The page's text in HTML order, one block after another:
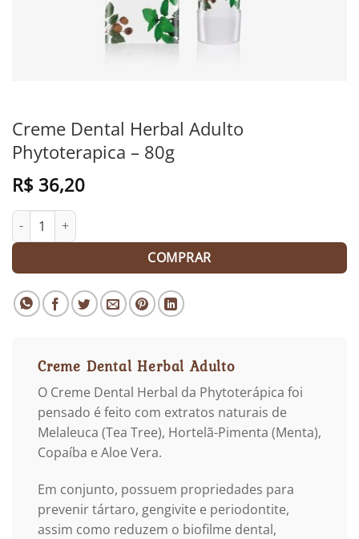
Creme Dental Herbal Adulto
Phytoterapica – 80g
R$ 36,20
Creme Dental Herbal Adulto Phytoterapica - 80g quantidade
COMPRAR
Creme Dental Herbal Adulto
O Creme Dental Herbal da Phytoterápica foi
pensado é feito com extratos naturais de
Melaleuca (Tea Tree), Hortelã-Pimenta (Menta),
Copaíba e Aloe Vera.
Em conjunto, possuem propriedades para
prevenir tártaro, gengivite e periodontite,
assim como reduzem o biofilme dental,